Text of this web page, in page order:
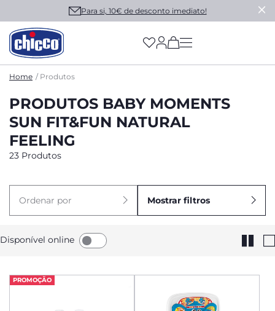
Para si, 10€ de desconto imediato!
(has more options
Home Produtos
PRODUTOS BABY MOMENTS
SUN FIT&FUN NATURAL
FEELING
23 Produtos
Ordenar por Mostrar filtros
Disponível online
PROMOÇÃO